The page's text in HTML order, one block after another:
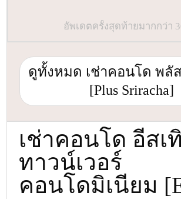
อัพเดตครั้งสุดท้ายมากกว่า
ดูทั้งหมด เช่าคอนโด พลั
[Plus Sriracha]
เช่าคอนโด อีสเ
ทาวน์เวอร์
คอนโดมิเนียม